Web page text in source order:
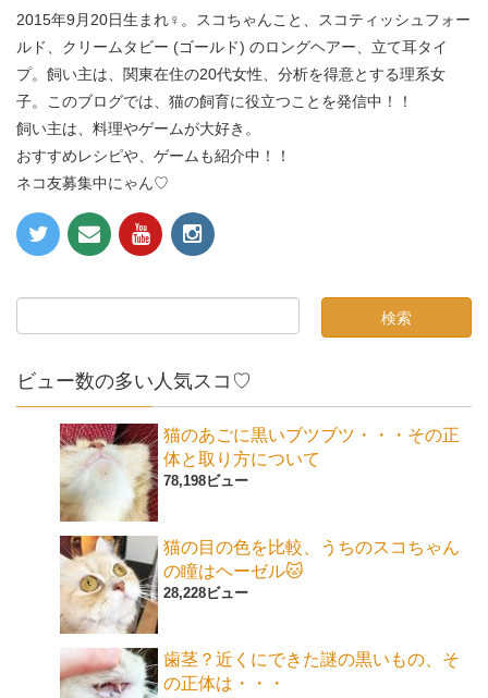
2015年9月20日生まれ♀。スコちゃんこと、スコティッシュフォー
ルド、クリームタビー (ゴールド) のロングヘアー、立て耳タイ
プ。飼い主は、関東在住の20代女性、分析を得意とする理系女
子。このブログでは、猫の飼育に役立つことを発信中！！
飼い主は、料理やゲームが大好き。
おすすめレシピや、ゲームも紹介中！！
ネコ友募集中にゃん♡
ビュー数の多い人気スコ♡
猫のあごに黒いブツブツ・・・その正
体と取り方について
78,198ビュー
猫の目の色を比較、うちのスコちゃん
の瞳はヘーゼル🐱
28,228ビュー
歯茎？近くにできた謎の黒いもの、そ
の正体は・・・